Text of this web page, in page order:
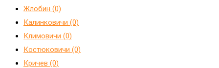
Жлобин (0)
Калинковичи (0)
Климовичи (0)
Костюковичи (0)
Кричев (0)